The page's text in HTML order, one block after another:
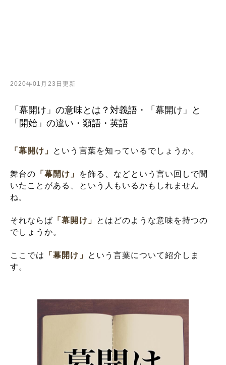
2020年01月23日更新
「幕開け」の意味とは？対義語・「幕開け」と
「開始」の違い・類語・英語
「幕開け」 という言葉を知っているでしょうか。
舞台の 「幕開け」
を飾る、などという言い回しで聞
いたことがある、という人もいるかもしれません
ね。
それならば 「幕開け」
とはどのような意味を持つの
でしょうか。
ここでは 「幕開け」
という言葉について紹介しま
す。